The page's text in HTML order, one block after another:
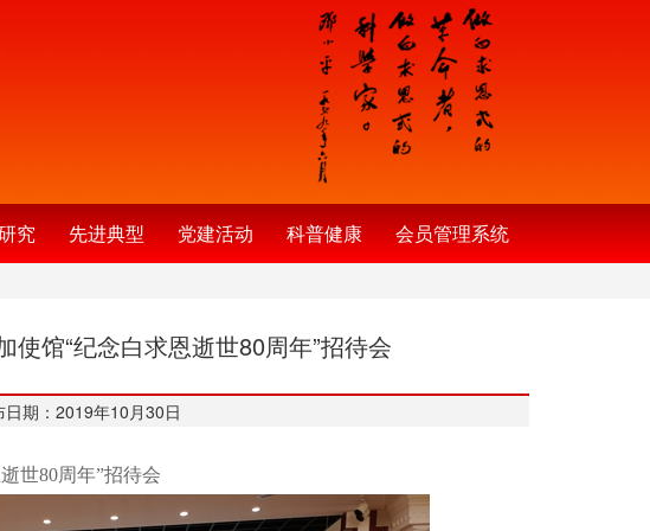
究 先进典型 党建活动 科普健康 会员管理系统
使馆“纪念白求恩逝世80周年”招待会
日期：2019年10月30日
世80周年”招待会